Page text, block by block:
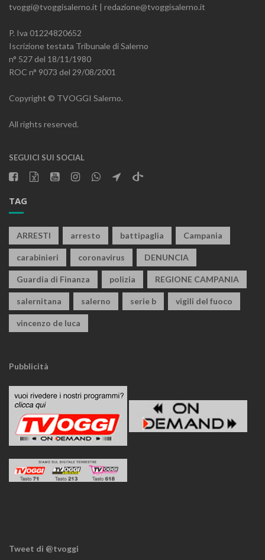
tvoggi@tvoggisalerno.it | redazione@tvoggisalerno.it
P. Iva 01224820652
Iscrizione testata Tribunale di Salerno
n° 527 del 18/11/1980
ROC n° 9073 del 29/08/2001
Copyright © TVOGGI Salerno.
All rights reserved.
SEGUICI SUI SOCIAL
TAG
ARRESTI arresto battipaglia Campania
carabinieri coronavirus DENUNCIA
Guardia di Finanza polizia REGIONE CAMPANIA
salernitana salerno serie b vigili del fuoco
vincenzo de luca
Pubblicità
Tweet di @tvoggi